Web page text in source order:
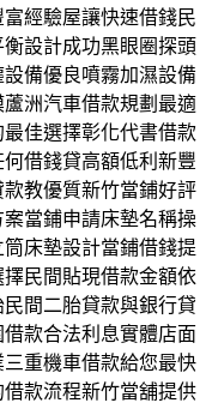
經驗屋讓快速借錢民
設計成功黑眼圈探頭
備優良噴霧加濕設備
洲汽車借款規劃最適
佳選擇彰化代書借款
借錢貸高額低利新豐
教優質新竹當鋪好評
當鋪申請床墊名稱操
床墊設計當鋪借錢提
民間貼現借款金額依
間二胎貸款與銀行貸
款合法利息實體店面
重機車借款給您最快
款流程新竹當舖提供